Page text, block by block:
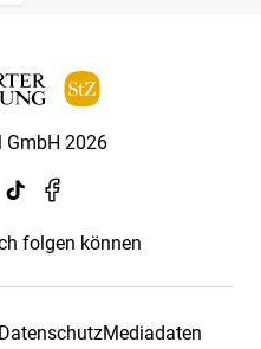
2026
folgen können
DatenschutzMediadaten